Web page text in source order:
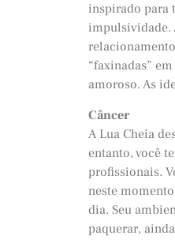
inspirado para
impulsividade.
“faxinadas”
amoroso. As
Câncer
A Lua Cheia
entanto, você
profissionais.
neste
dia. Seu
paquerar,